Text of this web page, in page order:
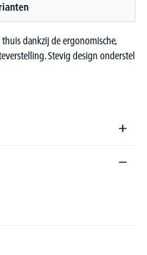
dankzij de ergonomische,
Stevig design onderstel